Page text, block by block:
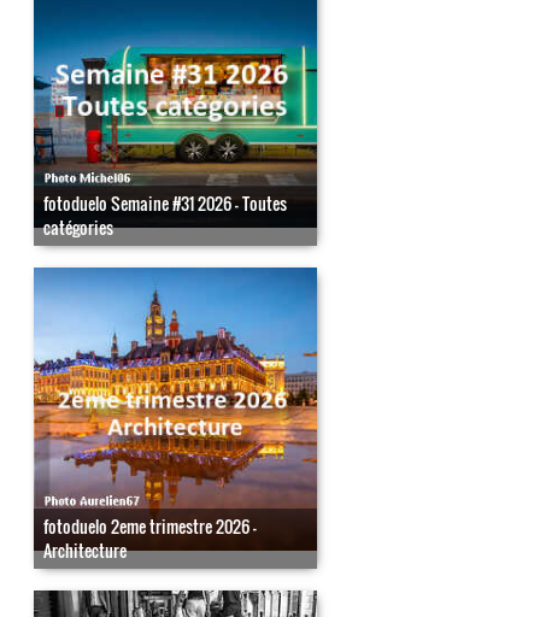
fotoduelo Semaine #31 2026 - Toutes
catégories
fotoduelo 2eme trimestre 2026 -
Architecture